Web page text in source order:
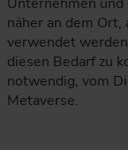
näher an dem Ort,
verwendet
diesen Bedarf zu
notwendig, vom
Metaverse.